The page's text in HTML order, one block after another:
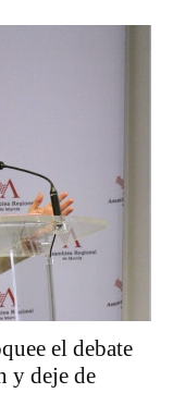
el debate
y deje de